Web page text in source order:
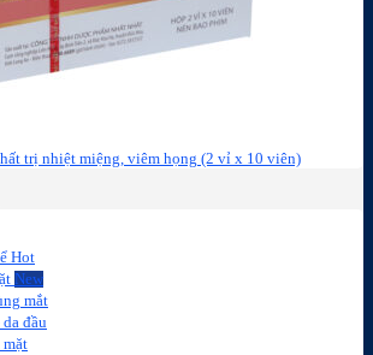
trị nhiệt miệng, viêm họng (2 vỉ x 10 viên)
mắt
da đầu
mặt